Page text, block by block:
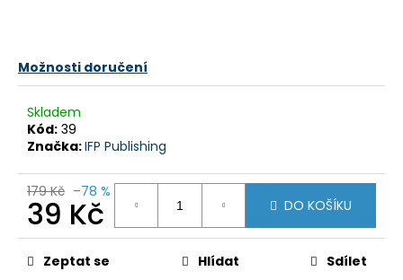
Možnosti doručení
Skladem
Kód: 39
Značka:IFP Publishing
179 Kč –78 %
39 Kč
Měrná
cena:
DO KOŠÍKU
Zeptat se Hlídat Sdílet
o
p
o
u
č
u
e
m
e